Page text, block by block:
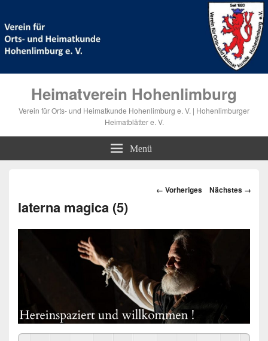
Heimatverein Hohenlimburg
Verein für Orts- und Heimatkunde Hohenlimburg e. V. | Hohenlimburger
Heimatblätter e. V.
Menü
Bilder-
← Vorheriges Nächstes →
laterna magica (5)